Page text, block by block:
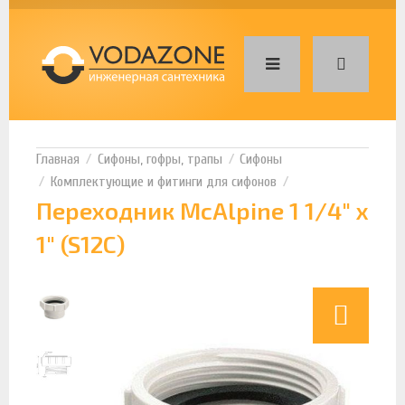
Сифоны, гофры, трапы
Сифоны
Комплектующие и фитинги для сифонов
Переходник McAlpine 1 1/4" x
1" (S12C)